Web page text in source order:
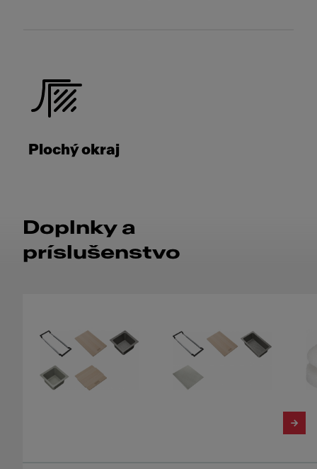
Plochý okraj
Doplnky a
príslušenstvo